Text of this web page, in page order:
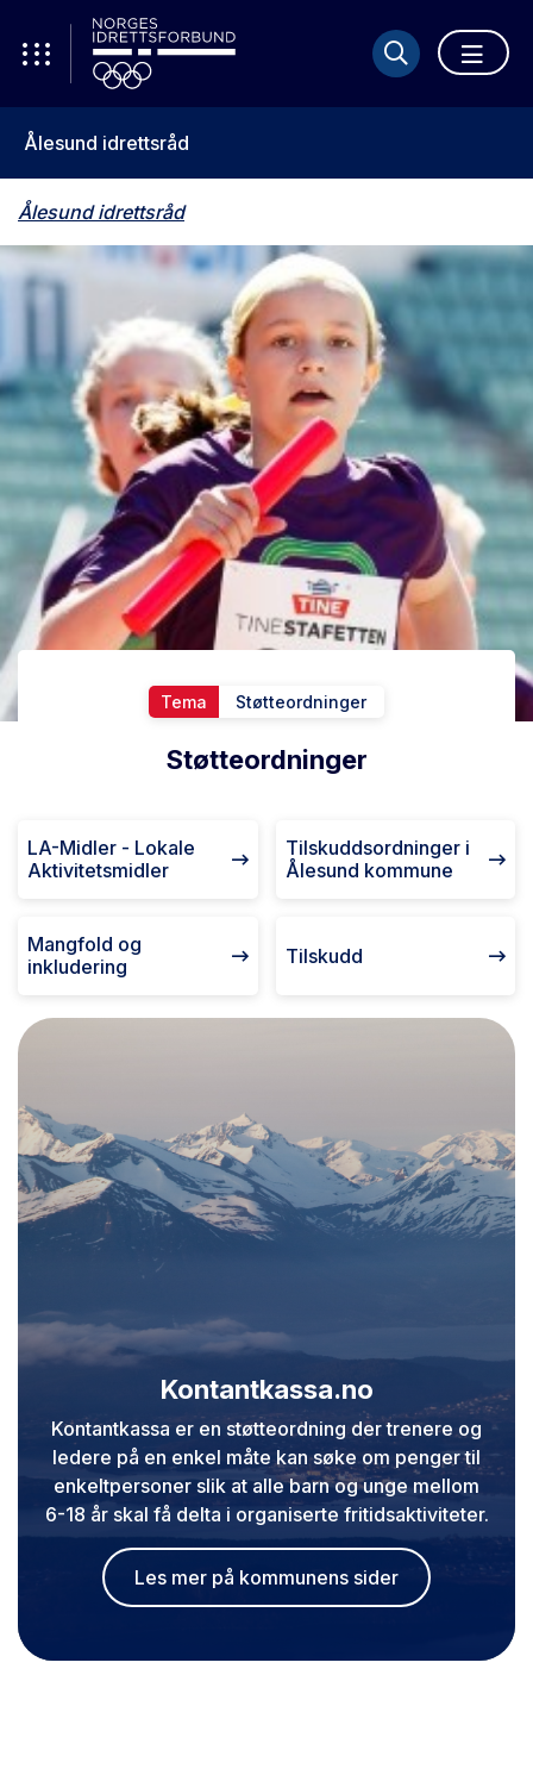
Ålesund idrettsråd
Ålesund idrettsråd
Tema Støtteordninger
Støtteordninger
LA-Midler - Lokale
Aktivitetsmidler
Tilskuddsordninger i
Ålesund kommune
Mangfold og
inkludering
Tilskudd
Kontantkassa.no
Kontantkassa er en støtteordning der trenere og
ledere på en enkel måte kan søke om penger til
enkeltpersoner slik at alle barn og unge mellom
6-18 år skal få delta i organiserte fritidsaktiviteter.
Les mer på kommunens sider